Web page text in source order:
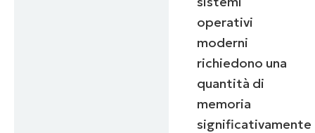
operativi
moderni
richiedono una
quantità di
memoria
significativamente